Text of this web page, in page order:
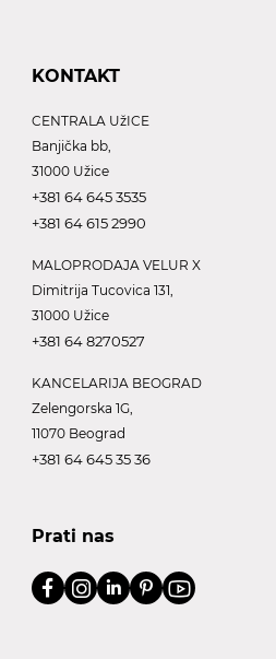
KONTAKT
CENTRALA UžICE
Banjička bb,
31000 Užice
+381 64 645 3535
+381 64 615 2990
MALOPRODAJA VELUR X
Dimitrija Tucovica 131,
31000 Užice
+381 64 8270527
KANCELARIJA BEOGRAD
Zelengorska 1G,
11070 Beograd
+381 64 645 35 36
Prati nas